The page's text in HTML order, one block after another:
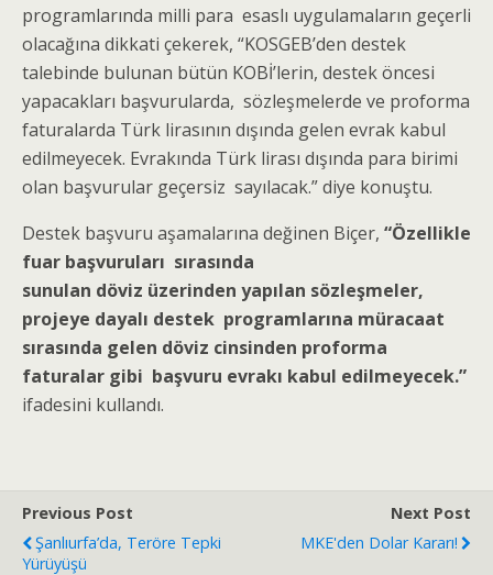
programlarında milli para esaslı uygulamaların geçerli
olacağına dikkati çekerek, “KOSGEB’den destek
talebinde bulunan bütün KOBİ’lerin, destek öncesi
yapacakları başvurularda, sözleşmelerde ve proforma
faturalarda Türk lirasının dışında gelen evrak kabul
edilmeyecek. Evrakında Türk lirası dışında para birimi
olan başvurular geçersiz sayılacak.” diye konuştu.
Destek başvuru aşamalarına değinen Biçer, “Özellikle
fuar başvuruları sırasında
sunulan döviz üzerinden yapılan sözleşmeler,
projeye dayalı destek programlarına müracaat
sırasında gelen döviz cinsinden proforma
faturalar gibi başvuru evrakı kabul edilmeyecek.”
ifadesini kullandı.
Previous Post
Şanlıurfa’da, Teröre Tepki
Yürüyüşü
Next Post
MKE'den Dolar Kararı!